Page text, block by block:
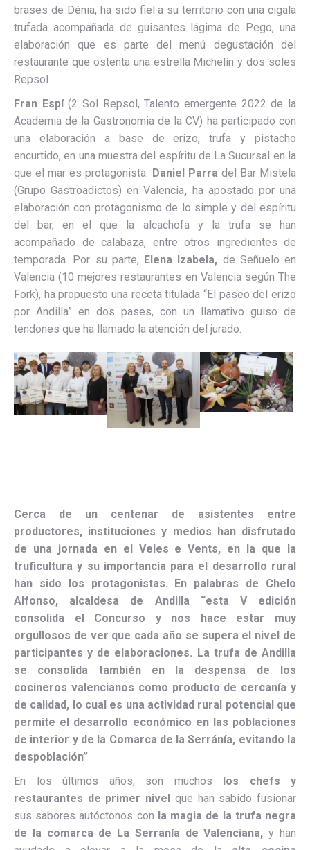
brases de Dénia, ha sido fiel a su territorio con una cigala
trufada acompañada de guisantes lágima de Pego, una
elaboración que es parte del menú degustación del
restaurante que ostenta una estrella Michelín y dos soles
Repsol.
Fran Espí(2 Sol Repsol, Talento emergente 2022 de la
Academia de la Gastronomia de la CV) ha participado con
una elaboración a base de erizo, trufa y pistacho
encurtido, en una muestra del espíritu de La Sucursal en la
que el mar es protagonista. Daniel Parra del Bar Mistela
(Grupo Gastroadictos) en Valencia, ha apostado por una
elaboración con protagonismo de lo simple y del espíritu
del bar, en el que la alcachofa y la trufa se han
acompañado de calabaza, entre otros ingredientes de
temporada. Por su parte, Elena Izabela, de Señuelo en
Valencia (10 mejores restaurantes en Valencia según The
Fork), ha propuesto una receta titulada “El paseo del erizo
por Andilla” en dos pases, con un llamativo guiso de
tendones que ha llamado la atención del jurado.
Cerca de un centenar de asistentes entre
productores, instituciones y medios han disfrutado
de una jornada en el Veles e Vents, en la que la
truficultura y su importancia para el desarrollo rural
han sido los protagonistas. En palabras de Chelo
Alfonso, alcaldesa de Andilla “esta V edición
consolida el Concurso y nos hace estar muy
orgullosos de ver que cada año se supera el nivel de
participantes y de elaboraciones. La trufa de Andilla
se consolida también en la despensa de los
cocineros valencianos como producto de cercanía y
de calidad, lo cual es una actividad rural potencial que
permite el desarrollo económico en las poblaciones
de interior y de la Comarca de la Serránía, evitando la
despoblación”
En los últimos años, son muchos los chefs y
restaurantes de primer nivel que han sabido fusionar
sus sabores autóctonos con la magia de la trufa negra
de la comarca de La Serranía de Valenciana, y han